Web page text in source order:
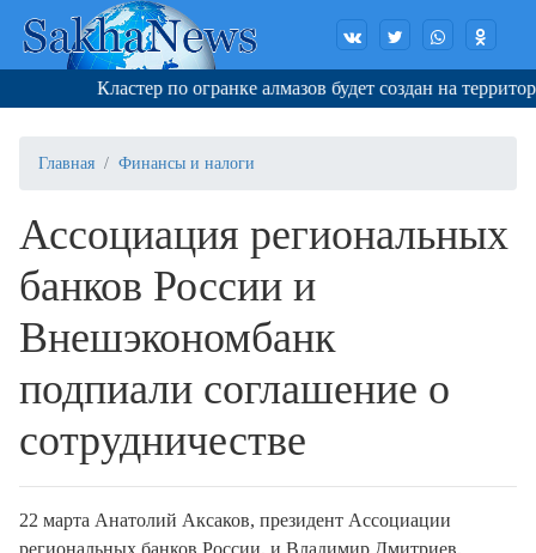
Кластер по огранке алмазов будет создан на
Главная Финансы и налоги
Ассоциация региональных
банков России и
Внешэкономбанк
подпиали соглашение о
сотрудничестве
22 марта Анатолий Аксаков, президент Ассоциации